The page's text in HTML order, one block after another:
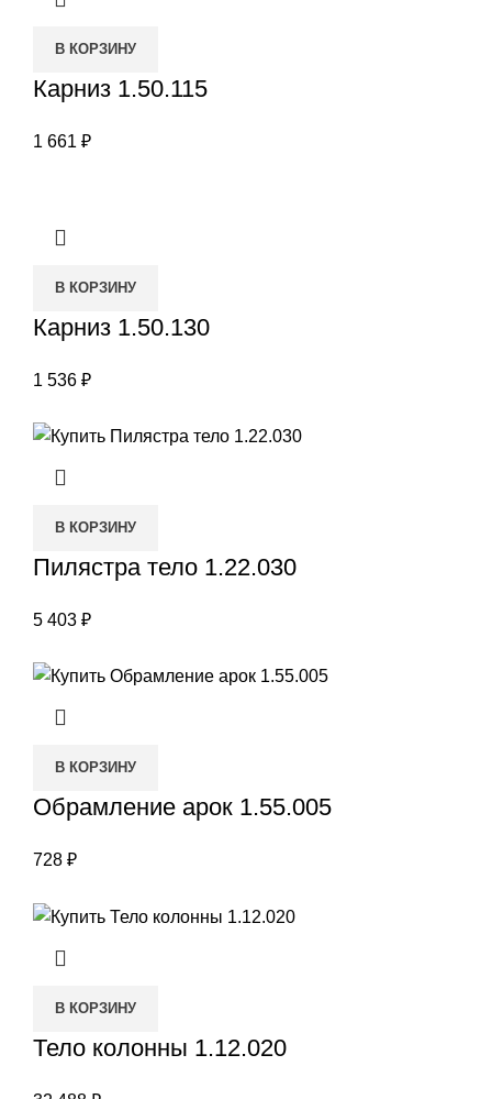
В КОРЗИНУ
Карниз 1.50.115
1 661 ₽
В КОРЗИНУ
Карниз 1.50.130
1 536 ₽
В КОРЗИНУ
Пилястра тело 1.22.030
5 403 ₽
В КОРЗИНУ
Обрамление арок 1.55.005
728 ₽
В КОРЗИНУ
Тело колонны 1.12.020